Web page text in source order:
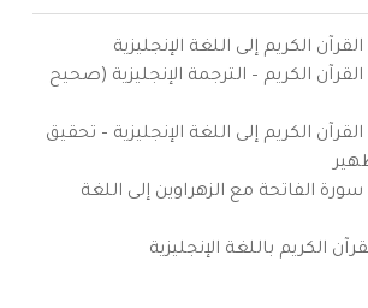
الكريم إلى اللغة الإنجليزية
الكريم – الترجمة الإنجليزية (صحيح
الكريم إلى اللغة الإنجليزية – تحقيق
الفاتحة مع الزهراوين إلى اللغة
الكريم باللغة الإنجليزية